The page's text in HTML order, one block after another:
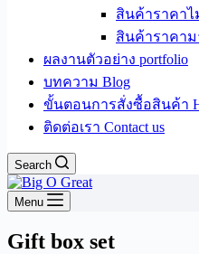
สินค้าราคาไ
สินค้าราคาม
ผลงานตัวอย่าง portfolio
บทความ Blog
ขั้นตอนการสั่งซื้อสินค้า
ติดต่อเรา Contact us
Search
Menu
Gift box set